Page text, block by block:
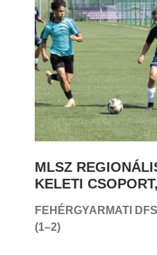
MLSZ
KELETI
FEHÉRGYARMATI
(1–2)